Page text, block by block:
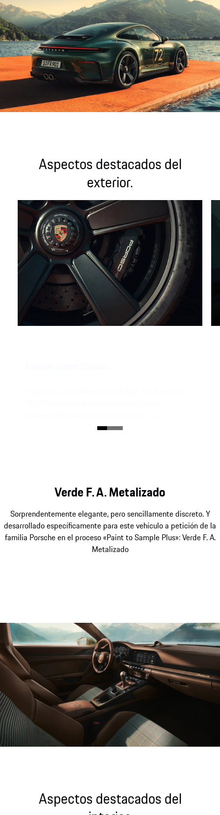
Aspectos destacados del
exterior.
prestaciones modernas, incluido el anclaje central
Verde F. A. Metalizado
Sorprendentemente elegante, pero sencillamente discreto. Y
desarrollado específicamente para este vehículo a petición de la
familia Porsche en el proceso «Paint to Sample Plus»: Verde F. A.
Metalizado
Aspectos destacados del